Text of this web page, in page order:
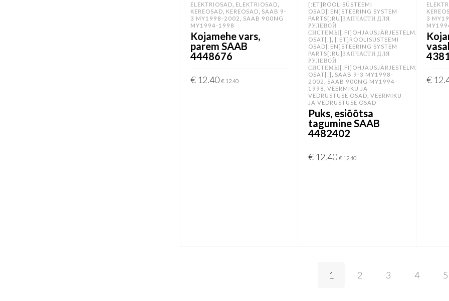
ELEKTRIOSAD ELEKTRIOSAD
KEREOSAD KEREOSAD
SAAB 9-
3 MY1998-2002
SAAB 900NG
MY1994-1998
Kojamehe vars,
parem SAAB
4448676
€12.40 € 12.40
[:ET]ROOLISÜSTEEMI
OSAD[:EN]STEERING SYSTEM
PARTS[:RU]ЗАПЧАСТИ ДЛЯ
РУЛЕВОЙ
СИСТЕМЫ[:FI]OHJAUSJÄRJESTELMÄN
OSAT[:]
[:ET]ROOLISÜSTEEMI
OSAD[:EN]STEERING SYSTEM
PARTS[:RU]ЗАПЧАСТИ ДЛЯ
РУЛЕВОЙ
СИСТЕМЫ[:FI]OHJAUSJÄRJESTELMÄN
OSAT[:]
SAAB 9-3 MY1998-
2002 , SAAB 900NG MY1994-
1998 ,VEERMIKU JA
VEDRUSTUSE OSAD ,VEERMIKU
JA VEDRUSTUSE OSAD
Puks, esiõõtsa
tagumine SAAB
4482402
€ 12.40 € 12.40
3
€
1 2 3 4 5